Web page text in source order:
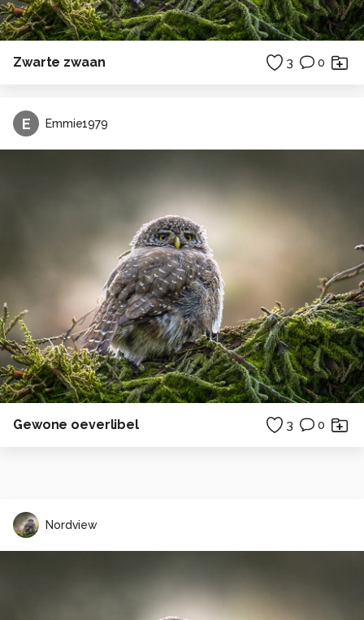
Zwarte zwaan 3 0
E Emmie1979
Gewone oeverlibel 3 0
Nordview